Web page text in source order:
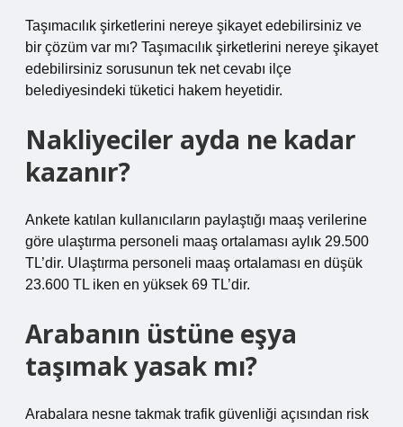
Taşımacılık şirketlerini nereye şikayet edebilirsiniz ve
bir çözüm var mı? Taşımacılık şirketlerini nereye şikayet
edebilirsiniz sorusunun tek net cevabı ilçe
belediyesindeki tüketici hakem heyetidir.
Nakliyeciler ayda ne kadar
kazanır?
Ankete katılan kullanıcıların paylaştığı maaş verilerine
göre ulaştırma personeli maaş ortalaması aylık 29.500
TL’dir. Ulaştırma personeli maaş ortalaması en düşük
23.600 TL iken en yüksek 69 TL’dir.
Arabanın üstüne eşya
taşımak yasak mı?
Arabalara nesne takmak trafik güvenliği açısından risk